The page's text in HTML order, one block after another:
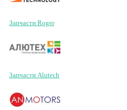
Запчасти Roger
Запчасти Alutech